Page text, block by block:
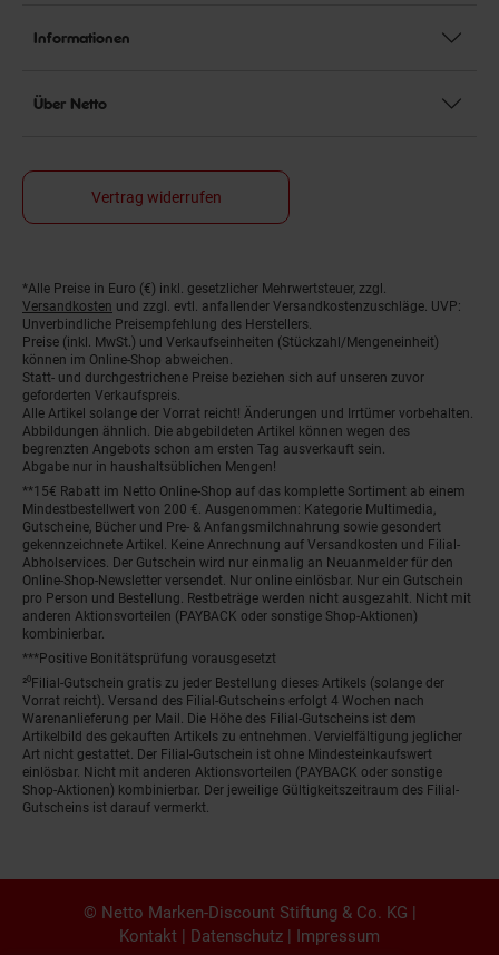
Informationen
Über Netto
Vertrag widerrufen
Fußnoten
*Alle Preise in Euro (€) inkl. gesetzlicher Mehrwertsteuer, zzgl.
Versandkosten und zzgl. evtl. anfallender Versandkostenzuschläge. UVP:
Unverbindliche Preisempfehlung des Herstellers.
Preise (inkl. MwSt.) und Verkaufseinheiten (Stückzahl/Mengeneinheit)
können im Online-Shop abweichen.
Statt- und durchgestrichene Preise beziehen sich auf unseren zuvor
geforderten Verkaufspreis.
Alle Artikel solange der Vorrat reicht! Änderungen und Irrtümer vorbehalten.
Abbildungen ähnlich. Die abgebildeten Artikel können wegen des
begrenzten Angebots schon am ersten Tag ausverkauft sein.
Abgabe nur in haushaltsüblichen Mengen!
**15€ Rabatt im Netto Online-Shop auf das komplette Sortiment ab einem
Mindestbestellwert von 200 €. Ausgenommen: Kategorie Multimedia,
Gutscheine, Bücher und Pre- & Anfangsmilchnahrung sowie gesondert
gekennzeichnete Artikel. Keine Anrechnung auf Versandkosten und Filial-
Abholservices. Der Gutschein wird nur einmalig an Neuanmelder für den
Online-Shop-Newsletter versendet. Nur online einlösbar. Nur ein Gutschein
pro Person und Bestellung. Restbeträge werden nicht ausgezahlt. Nicht mit
anderen Aktionsvorteilen (PAYBACK oder sonstige Shop-Aktionen)
kombinierbar.
***Positive Bonitätsprüfung vorausgesetzt
²⁰Filial-Gutschein gratis zu jeder Bestellung dieses Artikels (solange der
Vorrat reicht). Versand des Filial-Gutscheins erfolgt 4 Wochen nach
Warenanlieferung per Mail. Die Höhe des Filial-Gutscheins ist dem
Artikelbild des gekauften Artikels zu entnehmen. Vervielfältigung jeglicher
Art nicht gestattet. Der Filial-Gutschein ist ohne Mindesteinkaufswert
einlösbar. Nicht mit anderen Aktionsvorteilen (PAYBACK oder sonstige
Shop-Aktionen) kombinierbar. Der jeweilige Gültigkeitszeitraum des Filial-
Gutscheins ist darauf vermerkt.
© Netto Marken-Discount Stiftung & Co. KG |
Kontakt | Datenschutz | Impressum